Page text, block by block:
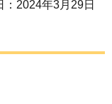
：2024年3月29日